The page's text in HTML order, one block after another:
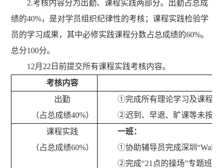
2.考核内容分为出勤、课程实践两部分。出勤占总成
绩的40%，是对学员组织纪律性的考核；课程实践检验学
员的学习成果，其中必修实践课程分数占总成绩的60%。
总分100分。
12月22日前提交所有课程实践考核内容。
考核内容
出勤
（占总成绩40%）
①完成所有理论学习及课程实
②迟到、早退、旷课等未按要
课程实践
（占总成绩60%）
一班：
①协助辅导员完成深圳
②完成“21点的操场”专题班团